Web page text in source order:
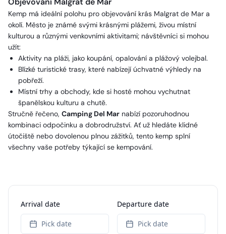
Kemp má ideální polohu pro objevování krás Malgrat de Mar a
okolí. Město je známé svými krásnými plážemi, živou místní
kulturou a různými venkovními aktivitami; návštěvníci si mohou
užít:
Aktivity na pláži, jako koupání, opalování a plážový volejbal.
Blízké turistické trasy, které nabízejí úchvatné výhledy na
pobřeží.
Místní trhy a obchody, kde si hosté mohou vychutnat
španělskou kulturu a chutě.
Stručně řečeno, Camping Del Mar nabízí pozoruhodnou
kombinaci odpočinku a dobrodružství. Ať už hledáte klidné
útočiště nebo dovolenou plnou zážitků, tento kemp splní
všechny vaše potřeby týkající se kempování.